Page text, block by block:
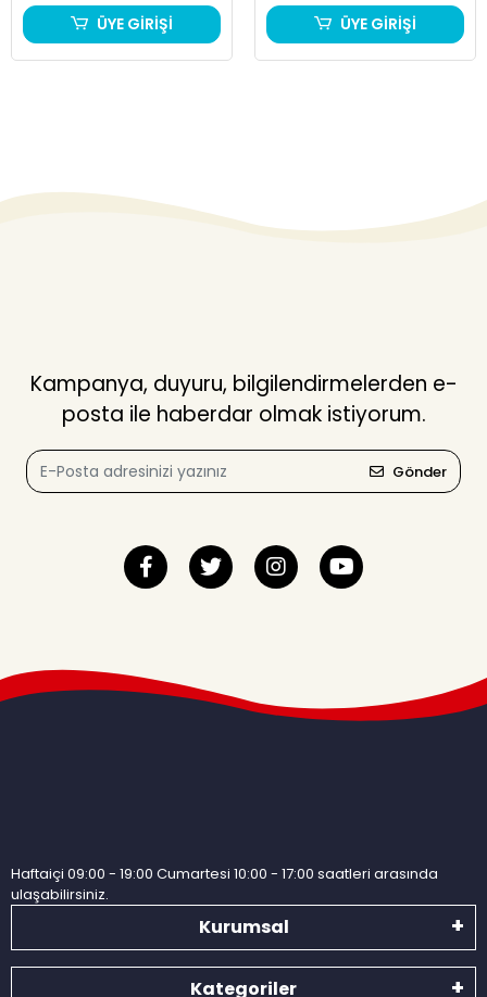
ÜYE GİRİŞİ ÜYE GİRİŞİ
Kampanya, duyuru, bilgilendirmelerden e-
posta ile haberdar olmak istiyorum.
Gönder
Haftaiçi 09:00 - 19:00 Cumartesi 10:00 - 17:00 saatleri arasında
ulaşabilirsiniz.
Kurumsal
Kategoriler